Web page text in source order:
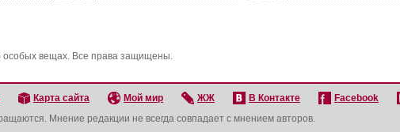
вещах. Все права защищены.
Карта сайта Мой мир ЖЖ В Контакте Facebook
Мнение редакции не всегда совпадает с мнением авторов.